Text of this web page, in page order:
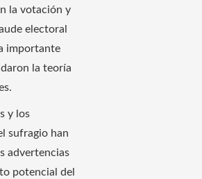
la votación y
electoral
importante
la teoría
y los
sufragio han
advertencias
potencial del